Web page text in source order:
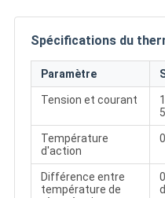
Spécifications du
Paramètre
Tension et courant
Température
d'action
Différence entre
température de